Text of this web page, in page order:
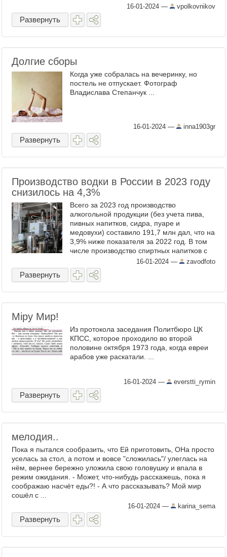
королевства остался герцог Йорк. Момент
истины наступил 4 июля ...
16-01-2024 — vpolkovnikov
Развернуть
Долгие сборы
Когда уже собралась на вечеринку, но
постель не отпускает. Фотограф
Владислава Степанчук ...
16-01-2024 — inna1903gr
Развернуть
Производство водки в России в 2023 году
снизилось на 4,3%
Всего за 2023 год производство
алкогольной продукции (без учета пива,
пивных напитков, сидра, пуаре и
медовухи) составило 191,7 млн дал, что на
3,9% ниже показателя за 2022 год. В том
числе производство спиртных напитков с
крепостью выше 9% снизилось на 3% и
составило 111,9 млн дал. ...
16-01-2024 — zavodfoto
Развернуть
Мiру Мир!
Из протокола заседания Политбюро ЦК
КПСС, которое проходило во второй
половине октября 1973 года, когда евреи
арабов уже раскатали. ...
16-01-2024 — everstti_rymin
Развернуть
мелодия..
Пока я пытался сообразить, что Ей приготовить, ОНа просто
уселась за стол, а потом и вовсе "сложилась"/ улеглась на
нём, вернее бережно уложила свою головушку и впала в
режим ожидания. - Может, что-нибудь расскажешь, пока я
соображаю насчёт еды?! - А что рассказывать? Мой мир
сошёл с ...
16-01-2024 — karina_sema
Развернуть